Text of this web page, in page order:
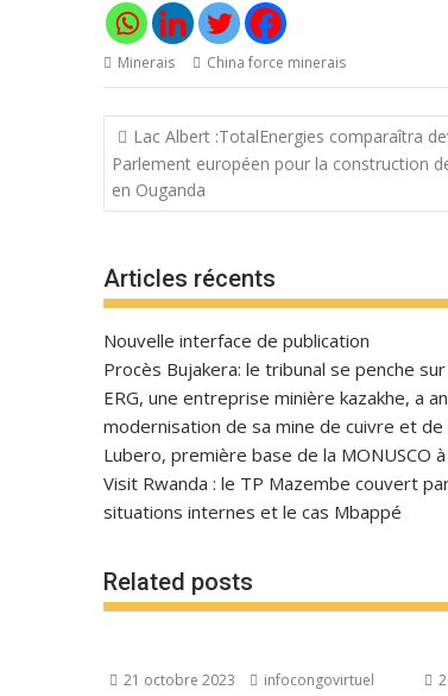
Minerais China force minerais
Navigation
de
l’article
Lac Albert :TotalEnergies comparaîtra
Parlement européen pour la construction
en Ouganda
Articles récents
Nouvelle interface de publication
Procès Bujakera: le tribunal se penche
ERG, une entreprise minière kazakhe, a
modernisation de sa mine de cuivre et de
Lubero, première base de la
Visit Rwanda : le TP Mazembe couvert
situations internes et le cas Mbappé
Related posts
21 octobre 2023 infocongovirtuel